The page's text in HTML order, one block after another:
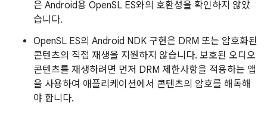
은 Android용 OpenSL ES와의 호환성을 확인하지 않았
습니다.
OpenSL ES의 Android NDK 구현은 DRM 또는 암호화된
콘텐츠의 직접 재생을 지원하지 않습니다. 보호된 오디오
콘텐츠를 재생하려면 먼저 DRM 제한사항을 적용하는 앱
을 사용하여 애플리케이션에서 콘텐츠의 암호를 해독해
야 합니다.